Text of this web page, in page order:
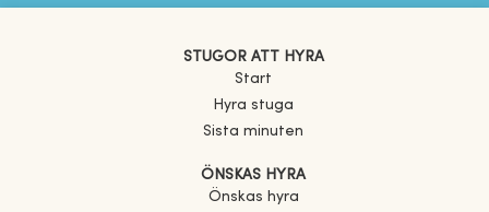
STUGOR ATT HYRA
Start
Hyra stuga
Sista minuten
ÖNSKAS HYRA
Önskas hyra